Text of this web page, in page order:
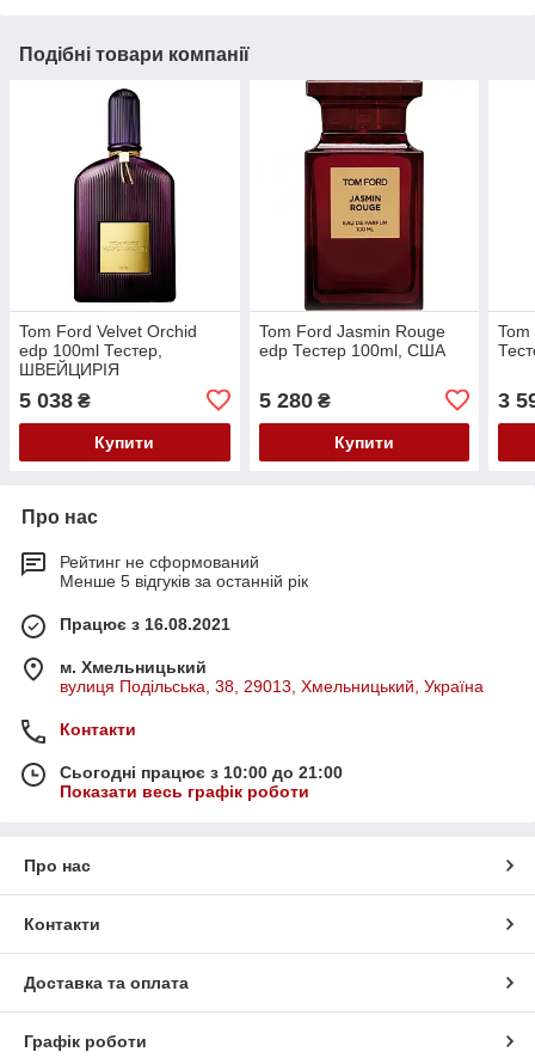
Подібні товари компанії
Tom Ford Velvet Orchid
edp 100ml Тестер,
ШВЕЙЦИРІЯ
5 038 ₴
Купити
Tom Ford Jasmin Rouge
edp Тестер 100ml, США
5 280₴
Купити
3
Про нас
Рейтинг не сформований
Менше 5 відгуків за останній рік
Працює з 16.08.2021
м. Хмельницький
вулиця Подільська, 38, 29013, Хмельницький, Україна
Контакти
Сьогодні працює з 10:00 до 21:00
Показати весь графік роботи
Про нас
Контакти
Доставка та оплата
Графік роботи